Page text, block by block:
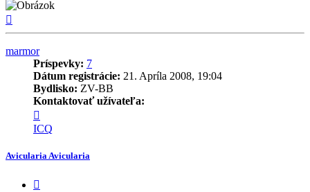
marmor
Príspevky: 7
Dátum registrácie: 21. Apríla 2008, 19:04
Bydlisko: ZV-BB
Kontaktovať užívateľa:
informácie
užívateľa
-
marmor
ICQ
Avicularia Avicularia